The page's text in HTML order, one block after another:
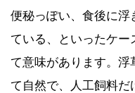
便秘っぽい、食後に浮
ている、といったケー
て意味があります。浮
て自然で、人工飼料